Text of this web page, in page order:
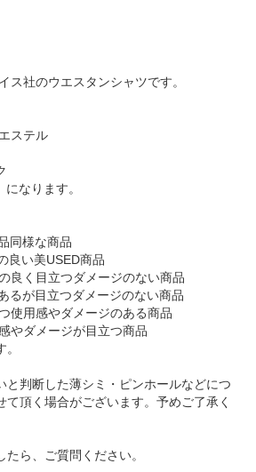
ス社のウエスタンシャツです。
ステル
なります。
同様な商品
良い美USED商品
良く目立つダメージのない商品
るが目立つダメージのない商品
使用感やダメージのある商品
やダメージが目立つ商品
と判断した薄シミ・ピンホールなどにつ
て頂く場合がございます。予めご了承く
ら、ご質問ください。